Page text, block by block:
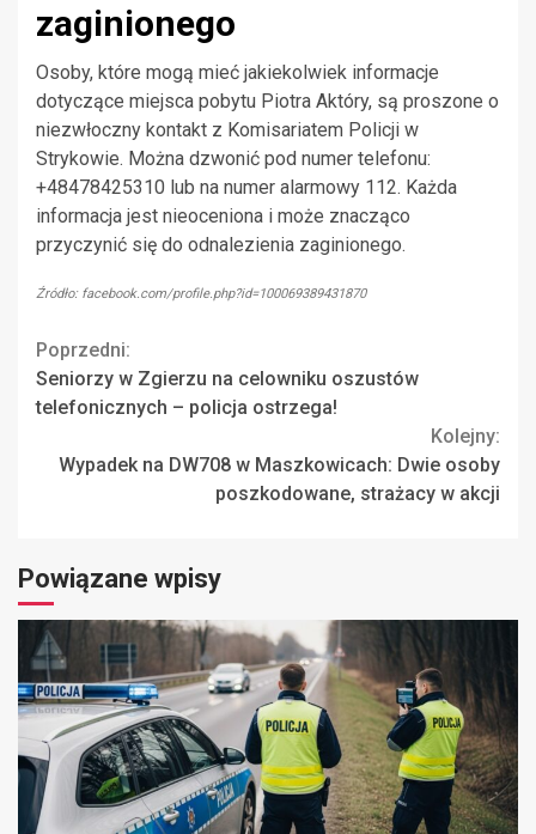
zaginionego
Osoby, które mogą mieć jakiekolwiek informacje
dotyczące miejsca pobytu Piotra Aktóry, są proszone o
niezwłoczny kontakt z Komisariatem Policji w
Strykowie. Można dzwonić pod numer telefonu:
+48478425310 lub na numer alarmowy 112. Każda
informacja jest nieoceniona i może znacząco
przyczynić się do odnalezienia zaginionego.
Źródło: facebook.com/profile.php?id=100069389431870
Continue
Reading
Poprzedni:
Seniorzy w Zgierzu na celowniku oszustów
telefonicznych – policja ostrzega!
Kolejny:
Wypadek na DW708 w Maszkowicach: Dwie osoby
poszkodowane, strażacy w akcji
Powiązane wpisy